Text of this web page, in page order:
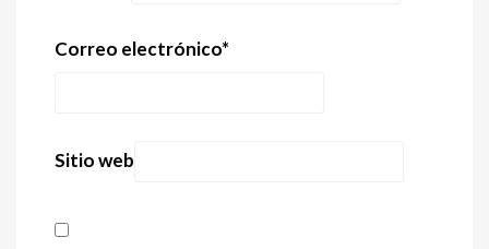
Correo electrónico*
Sitio web